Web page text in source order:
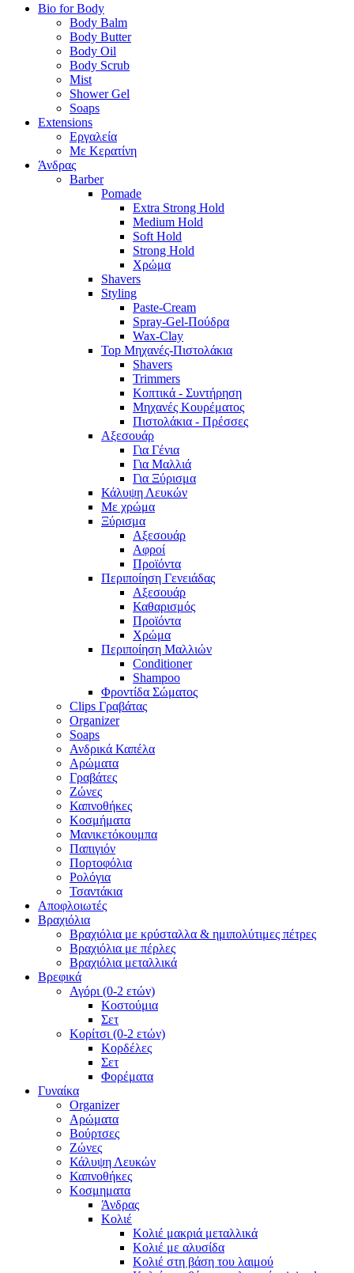
Bio for Body
Body Balm
Body Butter
Body Oil
Body Scrub
Mist
Shower Gel
Soaps
Extensions
Εργαλεία
Με Κερατίνη
Άνδρας
Barber
Pomade
Extra Strong Hold
Medium Hold
Soft Hold
Strong Hold
Χρώμα
Shavers
Styling
Paste-Cream
Spray-Gel-Πούδρα
Wax-Clay
Top Μηχανές-Πιστολάκια
Shavers
Trimmers
Κοπτικά - Συντήρηση
Μηχανές Κουρέματος
Πιστολάκια - Πρέσσες
Αξεσουάρ
Για Γένια
Για Μαλλιά
Για Ξύρισμα
Κάλυψη Λευκών
Με χρώμα
Ξύρισμα
Αξεσουάρ
Αφροί
Προϊόντα
Περιποίηση Γενειάδας
Αξεσουάρ
Καθαρισμός
Προϊόντα
Χρώμα
Περιποίηση Μαλλιών
Conditioner
Shampoo
Φροντίδα Σώματος
Clips Γραβάτας
Organizer
Soaps
Ανδρικά Καπέλα
Αρώματα
Γραβάτες
Ζώνες
Καπνοθήκες
Κοσμήματα
Μανικετόκουμπα
Παπιγιόν
Πορτοφόλια
Ρολόγια
Τσαντάκια
Αποφλοιωτές
Βραχιόλια
Βραχιόλια με κρύσταλλα & ημιπολύτιμες πέτρες
Βραχιόλια με πέρλες
Βραχιόλια μεταλλικά
Βρεφικά
Αγόρι (0-2 ετών)
Κοστούμια
Σετ
Κορίτσι (0-2 ετών)
Κορδέλες
Σετ
Φορέματα
Γυναίκα
Organizer
Αρώματα
Βούρτσες
Ζώνες
Κάλυψη Λευκών
Καπνοθήκες
Κοσμηματα
Άνδρας
Κολιέ
Κολιέ μακριά μεταλλικά
Κολιέ με αλυσίδα
Κολιέ στη βάση του λαιμού